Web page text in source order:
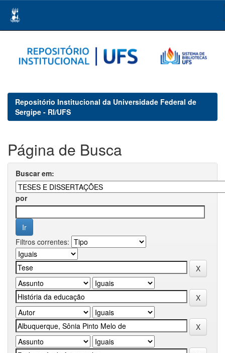
navigation
Repositório Institucional da Universidade Federal de
Sergipe - RI/UFS
Página de Busca
Buscar em:
por
Filtros correntes: